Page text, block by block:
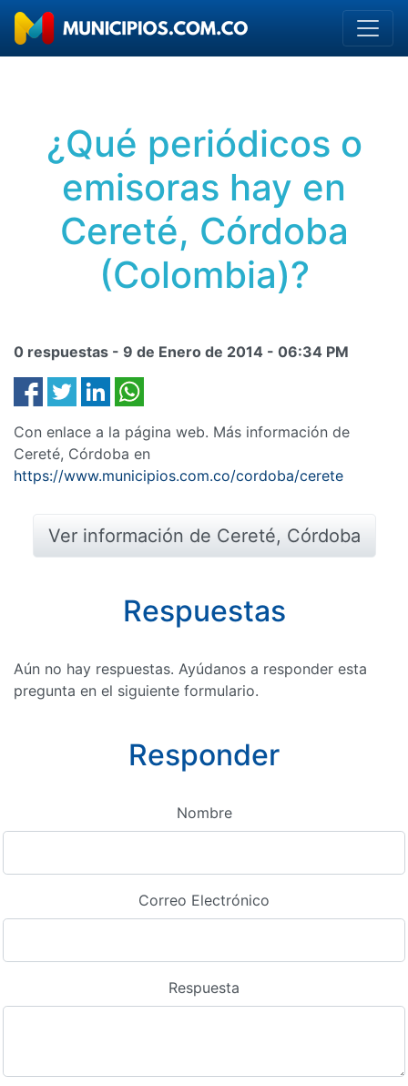
¿Qué periódicos o
emisoras hay en
Cereté, Córdoba
(Colombia)?
0 respuestas - 9 de Enero de 2014 - 06:34 PM
Con enlace a la página web. Más información de
Cereté, Córdoba en
https://www.municipios.com.co/cordoba/cerete
Ver información de Cereté, Córdoba
Respuestas
Aún no hay respuestas. Ayúdanos a responder esta
pregunta en el siguiente formulario.
Responder
Nombre
Correo Electrónico
Respuesta